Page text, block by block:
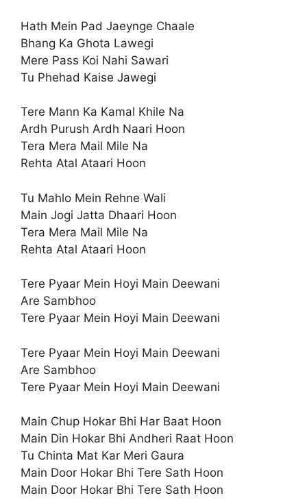
Hath Mein Pad Jaeynge Chaale
Bhang Ka Ghota Lawegi
Mere Pass Koi Nahi Sawari
Tu Phehad Kaise Jawegi
Tere Mann Ka Kamal Khile Na
Ardh Purush Ardh Naari Hoon
Tera Mera Mail Mile Na
Rehta Atal Ataari Hoon
Tu Mahlo Mein Rehne Wali
Main Jogi Jatta Dhaari Hoon
Tera Mera Mail Mile Na
Rehta Atal Ataari Hoon
Tere Pyaar Mein Hoyi Main Deewani
Are Sambhoo
Tere Pyaar Mein Hoyi Main Deewani
Tere Pyaar Mein Hoyi Main Deewani
Are Sambhoo
Tere Pyaar Mein Hoyi Main Deewani
Main Chup Hokar Bhi Har Baat Hoon
Main Din Hokar Bhi Andheri Raat Hoon
Tu Chinta Mat Kar Meri Gaura
Main Door Hokar Bhi Tere Sath Hoon
Main Door Hokar Bhi Tere Sath Hoon